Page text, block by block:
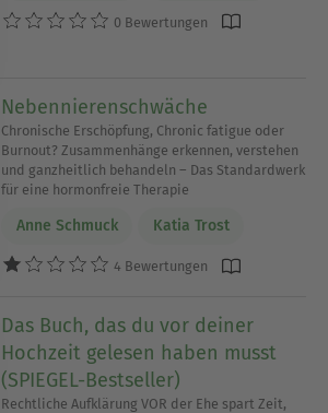
0 Bewertungen
Nebennierenschwäche
Chronische Erschöpfung, Chronic fatigue oder
Burnout? Zusammenhänge erkennen, verstehen
und ganzheitlich behandeln – Das Standardwerk
für eine hormonfreie Therapie
Anne Schmuck Katia Trost
4 Bewertungen
Das Buch, das du vor deiner
Hochzeit gelesen haben musst
(SPIEGEL-Bestseller)
Rechtliche Aufklärung VOR der Ehe spart Zeit,